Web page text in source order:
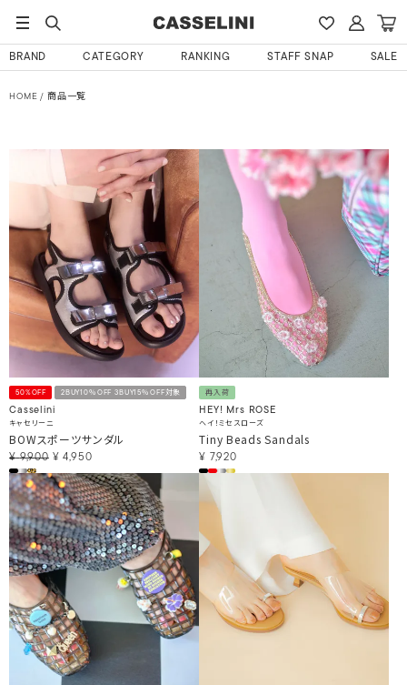
BRAND CATEGORY RANKING STAFF SNAP SALE
HOME 商品一覧
50%OFF 2BUY10％OFF 3BUY15％OFF対象
Casselini
キャセリーニ
BOWスポーツサンダル
¥ 9,900 ¥ 4,950
再入荷
HEY! Mrs ROSE
ヘイ！ミセスローズ
Tiny Beads Sandals
¥ 7,920